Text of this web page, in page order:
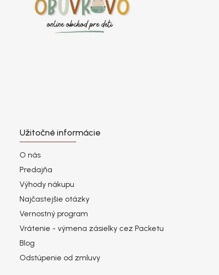
Užitočné informácie
O nás
Predajňa
Výhody nákupu
Najčastejšie otázky
Vernostný program
Vrátenie - výmena zásielky cez Packetu
Blog
Odstúpenie od zmluvy